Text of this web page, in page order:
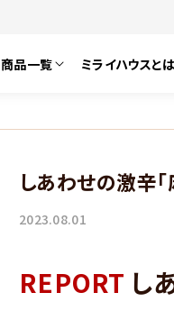
商品一覧 ミライハウスとは
しあわせの激辛「
2023.08.01
REPORT し